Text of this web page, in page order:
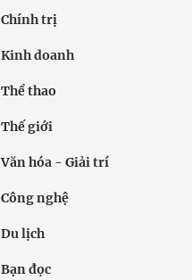
Chính trị
Kinh doanh
Thể thao
Thế giới
Văn hóa - Giải trí
Công nghệ
Du lịch
Bạn đọc